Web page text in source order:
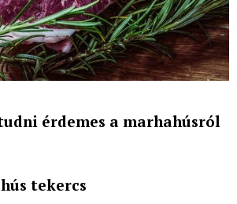
érdemes a marhahúsról
tekercs